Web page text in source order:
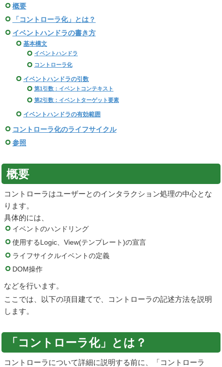
概要
「コントローラ化」とは？
イベントハンドラの書き方
基本構文
イベントハンドラ
コントローラ化
イベントハンドラの引数
第1引数：イベントコンテキスト
第2引数：イベントターゲット要素
イベントハンドラの有効範囲
コントローラ化のライフサイクル
参照
概要
コントローラはユーザーとのインタラクション処理の中心とな
ります。
具体的には、
イベントのハンドリング
使用するLogic、View(テンプレート)の宣言
ライフサイクルイベントの定義
DOM操作
などを行います。
ここでは、以下の項目建てで、コントローラの記述方法を説明
します。
「コントローラ化」とは？
コントローラについて詳細に説明する前に、「コントローラ